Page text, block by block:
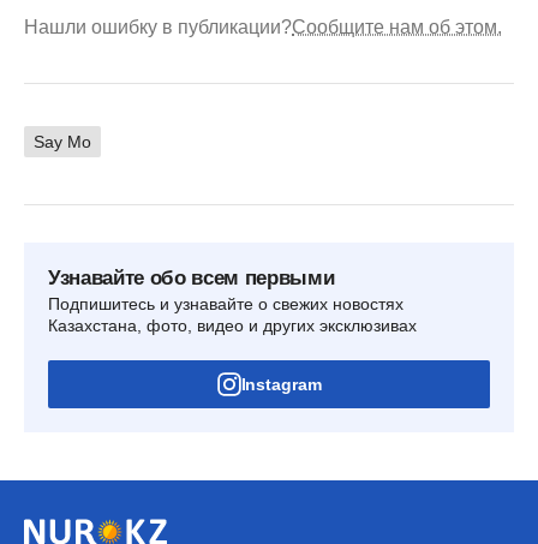
Нашли ошибку в публикации?Сообщите нам об этом.
Say Mo
Узнавайте обо всем первыми
Подпишитесь и узнавайте о свежих новостях
Казахстана, фото, видео и других эксклюзивах
Instagram